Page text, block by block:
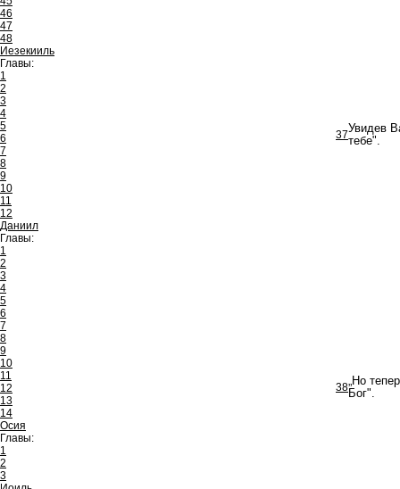
46
47
48
Иезекииль
Главы:
1
2
3
4
5
6
7
8
9
10
11
12
Даниил
Главы:
1
2
3
4
5
6
7
8
9
10
11
12
13
14
Осия
Главы:
1
2
3
37Увидев
тебе".
38„Но
Бог".